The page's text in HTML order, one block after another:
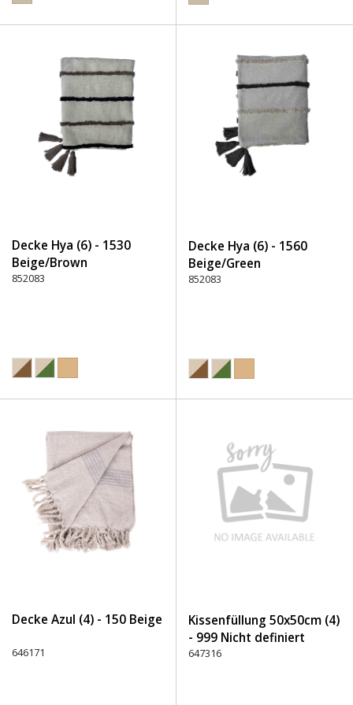
Decke Hya (6) - 1530
Beige/Brown
852083
Decke Hya (6) - 1560
Beige/Green
852083
Decke Azul (4) - 150 Beige
646171
Kissenfüllung 50x50cm (4)
- 999 Nicht definiert
647316